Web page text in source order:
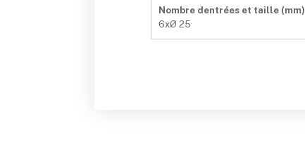
Nombre dentrées et taille (mm)
6xØ 25